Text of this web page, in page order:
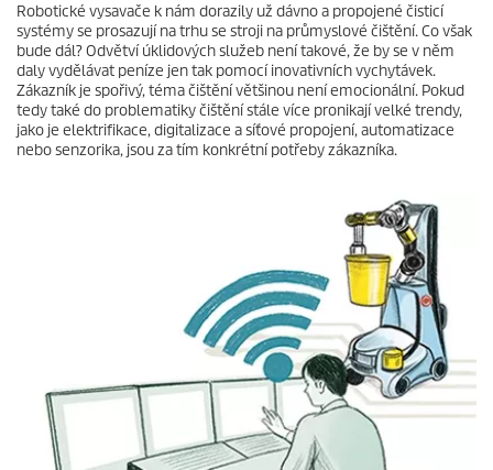
Robotické vysavače k nám dorazily už dávno a propojené čisticí
systémy se prosazují na trhu se stroji na průmyslové čištění. Co však
bude dál? Odvětví úklidových služeb není takové, že by se v něm
daly vydělávat peníze jen tak pomocí inovativních vychytávek.
Zákazník je spořivý, téma čištění většinou není emocionální. Pokud
tedy také do problematiky čištění stále více pronikají velké trendy,
jako je elektrifikace, digitalizace a síťové propojení, automatizace
nebo senzorika, jsou za tím konkrétní potřeby zákazníka.